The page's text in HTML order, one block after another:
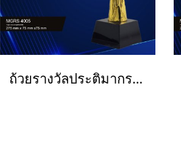
ถ้วยรางวัลประติมากรรม สั่งทำ กอล์ฟ วิ่ง ราคาส่ง MGRS 4005